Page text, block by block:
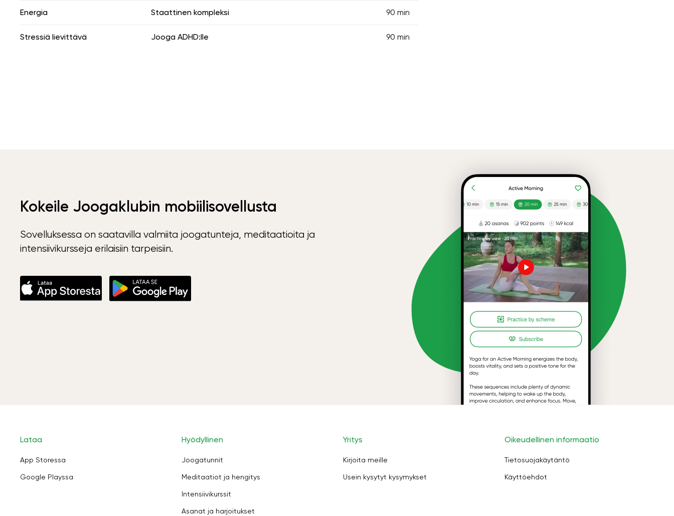
Energia Staattinen kompleksi 90 min
Stressiä lievittävä Jooga ADHD:lle 90 min
Kokeile Joogaklubin mobiilisovellusta
Sovelluksessa on saatavilla valmiita joogatunteja, meditaatioita ja
intensiivikursseja erilaisiin tarpeisiin.
Lataa
App Storessa
Google Playssa
Hyödyllinen
Joogatunnit
Meditaatiot ja hengitys
Intensiivikurssit
Asanat ja harjoitukset
Yritys
Kirjoita meille
Usein kysytyt kysymykset
Oikeudellinen informaatio
Tietosuojakäytäntö
Käyttöehdot